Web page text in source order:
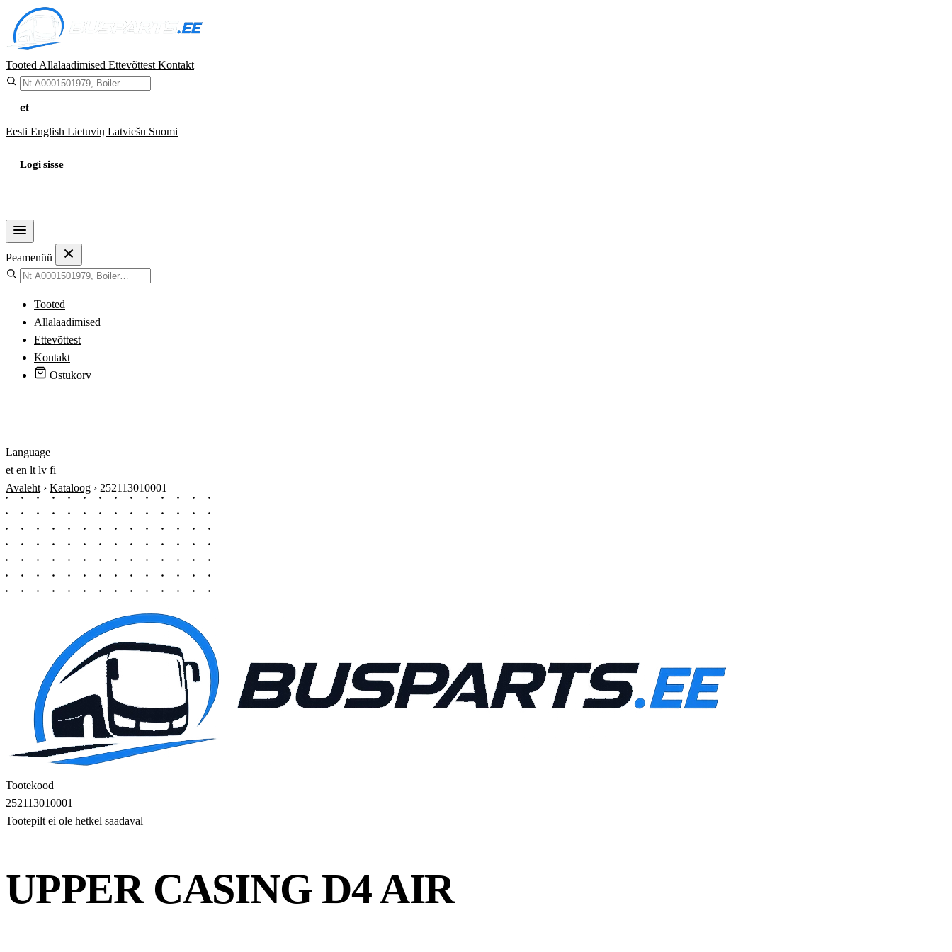
Tooted Allalaadimised Ettevõttest Kontakt
et
Eesti English Lietuvių Latviešu Suomi
Logi sisse
Peamenüü
Tooted
Allalaadimised
Ettevõttest
Kontakt
Ostukorv
Language
et en lt lv fi
Avaleht › Kataloog › 252113010001
Tootekood
252113010001
Tootepilt ei ole hetkel saadaval
UPPER CASING D4 AIR